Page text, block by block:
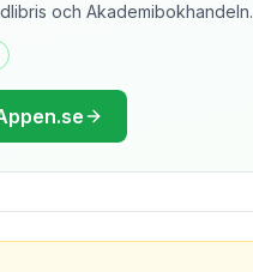
och Akademibokhandeln.